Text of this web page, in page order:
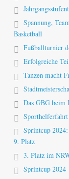
Spannung,
Basketball
Fußballturnier
Erfolgreiche
Tanzen macht
Das GBG beim
Sprintcup
9. Platz
3. Platz im
Sprintcup 2024